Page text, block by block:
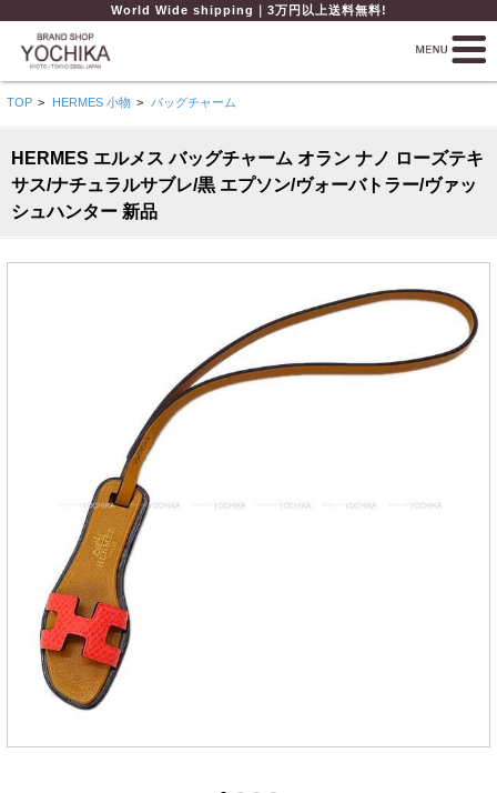
World Wide shipping｜3万円以上送料無料!
TOP > HERMES 小物 > バッグチャーム
HERMES エルメス バッグチャーム オラン ナノ ローズテキ
サス/ナチュラルサブレ/黒 エプソン/ヴォーバトラー/ヴァッ
シュハンター 新品